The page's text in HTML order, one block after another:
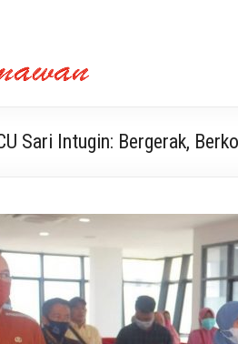
Sari Intugin: Bergerak,